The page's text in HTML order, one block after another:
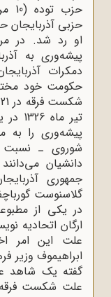
حزبى آذربایجان
حکومت خود
تیر
پیشه‌ورى را به
شوروى ـ نسبت
دانشیان
جمهورى
گلاسنوست
در یکى از
ارگان اتحادیه
علت این امر
ابراهیموف وزیر
گفته یک شاهد
علت شکست فرقه